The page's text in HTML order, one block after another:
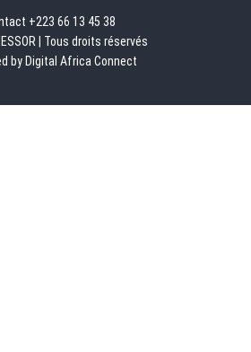
+223 66 13 45 38
| Tous droits réservés
by Digital Africa Connect